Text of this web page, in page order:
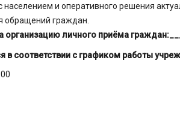
населением и оперативного решения
обращений граждан.
организацию личного приёма
в соответствии с графиком работы